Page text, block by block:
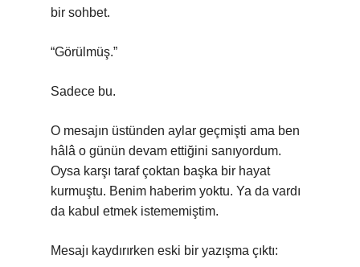
bir sohbet.
“Görülmüş.”
Sadece bu.
O mesajın üstünden aylar geçmişti ama ben
hâlâ o günün devam ettiğini sanıyordum.
Oysa karşı taraf çoktan başka bir hayat
kurmuştu. Benim haberim yoktu. Ya da vardı
da kabul etmek istememiştim.
Mesajı kaydırırken eski bir yazışma çıktı: